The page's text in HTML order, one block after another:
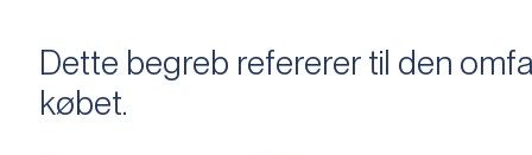
Dette begreb refererer til den
købet.